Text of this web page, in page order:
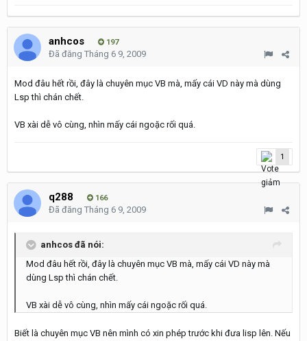
anhcos 197
Đã đăng Tháng 6 9, 2009
Mod đâu hết rồi, đây là chuyên mục VB mà, mấy cái VD này mà dùng
Lsp thì chán chết.
VB xài dễ vô cùng, nhìn mấy cái ngoặc rối quá.
1
q288 166
Đã đăng Tháng 6 9, 2009
anhcos đã nói:
Mod đâu hết rồi, đây là chuyên mục VB mà, mấy cái VD này mà
dùng Lsp thì chán chết.
VB xài dễ vô cùng, nhìn mấy cái ngoặc rối quá.
Biết là chuyên mục VB nên mình có xin phép trước khi đưa lisp lên. Nếu